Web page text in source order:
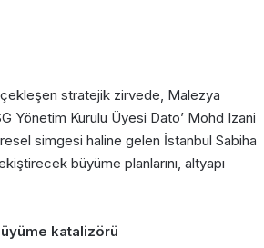
stratejik zirvede, Malezya
Yönetim Kurulu Üyesi Dato’ Mohd Izani
simgesi haline gelen İstanbul Sabiha
büyüme planlarını, altyapı
katalizörü